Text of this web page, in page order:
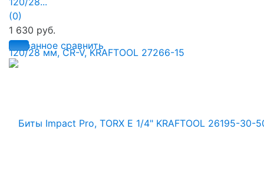
избранное сравнить
(0)
1 630 руб.